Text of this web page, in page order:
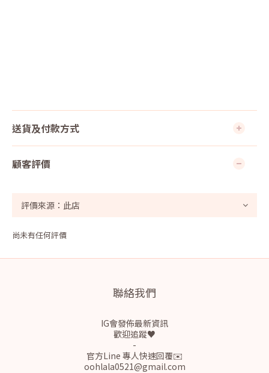
送貨及付款方式
顧客評價
尚未有任何評價
聯絡我們
IG會發佈最新資訊
歡迎追蹤♥
-
官方Line 專人快速回覆✉️
oohlala0521@gmail.com